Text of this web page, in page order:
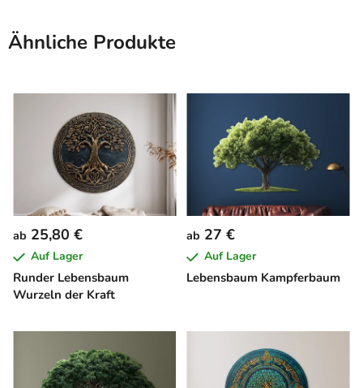
Ähnliche Produkte
Runder Lebensbaum
Wurzeln der Kraft
ab 25,80 €
Auf Lager
Lebensbaum Kampferbaum
ab 27 €
Auf Lager